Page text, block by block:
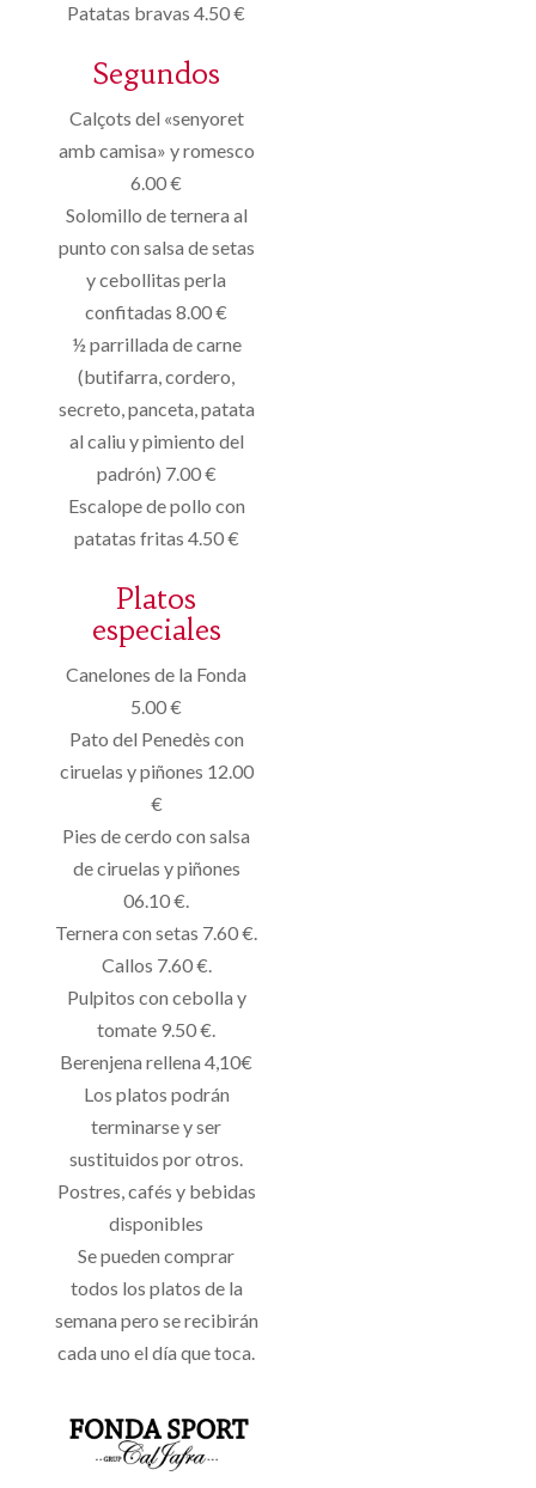
Patatas bravas 4.50 €
Segundos
Calçots del «senyoret
amb camisa» y romesco
6.00 €
Solomillo de ternera al
punto con salsa de setas
y cebollitas perla
confitadas 8.00 €
½ parrillada de carne
(butifarra, cordero,
secreto, panceta, patata
al caliu y pimiento del
padrón) 7.00 €
Escalope de pollo con
patatas fritas 4.50 €
Platos
especiales
Canelones de la Fonda
5.00 €
Pato del Penedès con
ciruelas y piñones 12.00
€
Pies de cerdo con salsa
de ciruelas y piñones
06.10 €.
Ternera con setas 7.60 €.
Callos 7.60 €.
Pulpitos con cebolla y
tomate 9.50 €.
Berenjena rellena 4,10€
Los platos podrán
terminarse y ser
sustituidos por otros.
Postres, cafés y bebidas
disponibles
Se pueden comprar
todos los platos de la
semana pero se recibirán
cada uno el día que toca.